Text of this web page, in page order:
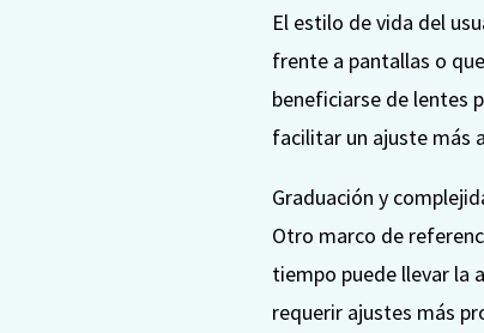
El estilo de vida del
frente a pantallas o
beneficiarse de lentes
facilitar un ajuste más
Graduación y
Otro marco de
tiempo puede llevar la
requerir ajustes más